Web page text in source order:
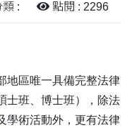
類 : 點閱 : 2296
地區唯一具備完整法律
士班、博士班），除法
學術活動外，更有法律